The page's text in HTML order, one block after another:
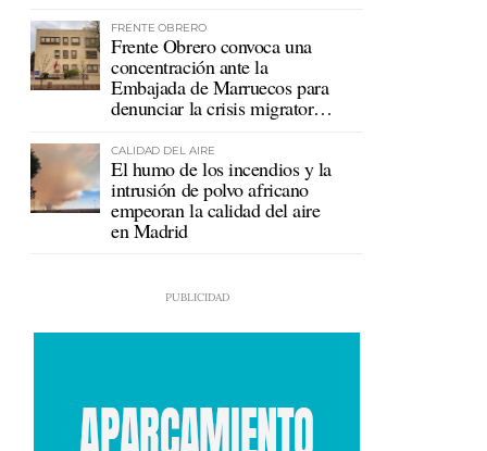
FRENTE OBRERO
Frente Obrero convoca una
concentración ante la
Embajada de Marruecos para
denunciar la crisis migratoria
CALIDAD DEL AIRE
El humo de los incendios y la
intrusión de polvo africano
empeoran la calidad del aire
en Madrid